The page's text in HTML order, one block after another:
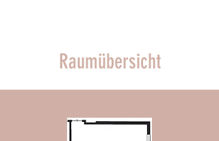
Raumübersicht